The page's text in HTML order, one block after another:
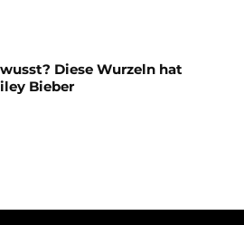
Diese Wurzeln hat
Bieber